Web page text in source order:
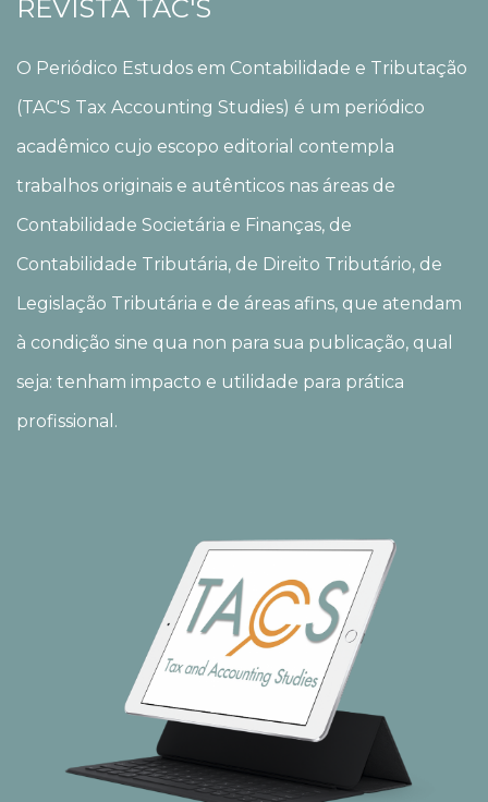
REVISTA TAC'S
O Periódico Estudos em Contabilidade e Tributação
(TAC'S Tax Accounting Studies) é um periódico
acadêmico cujo escopo editorial contempla
trabalhos originais e autênticos nas áreas de
Contabilidade Societária e Finanças, de
Contabilidade Tributária, de Direito Tributário, de
Legislação Tributária e de áreas afins, que atendam
à condição sine qua non para sua publicação, qual
seja: tenham impacto e utilidade para prática
profissional.